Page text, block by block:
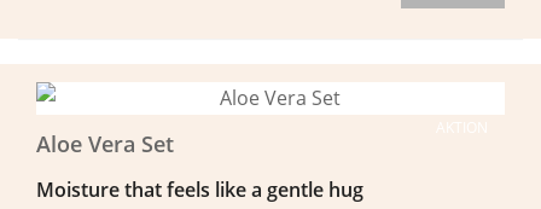
AKTION
Aloe Vera Set
Moisture that feels like a gentle hug